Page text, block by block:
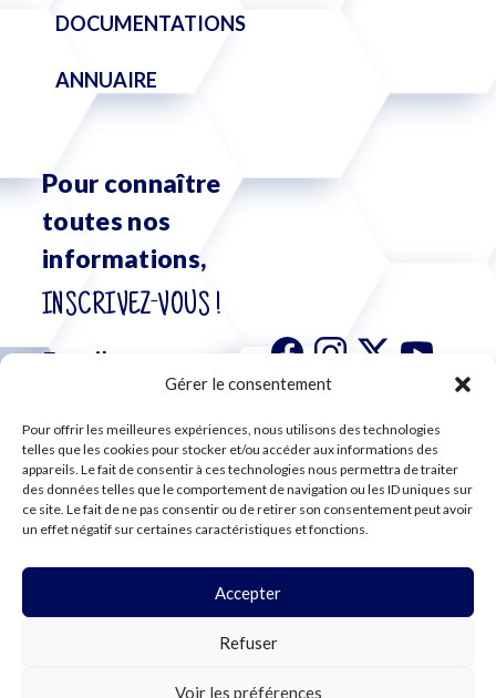
Gérer le consentement
Pour offrir les meilleures expériences, nous utilisons des technologies
telles que les cookies pour stocker et/ou accéder aux informations des
appareils. Le fait de consentir à ces technologies nous permettra de traiter
des données telles que le comportement de navigation ou les ID uniques sur
ce site. Le fait de ne pas consentir ou de retirer son consentement peut avoir
un effet négatif sur certaines caractéristiques et fonctions.
Accepter
Refuser
Voir les préférences
DOCUMENTATIONS
ANNUAIRE
Pour connaître
toutes nos
informations,
INSCRIVEZ-VOUS !
S'abonner à
notre
newsletter